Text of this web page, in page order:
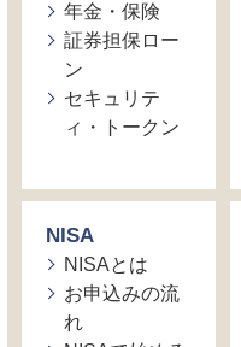
年金・保険
証券担保ロー
ン
セキュリテ
ィ・トークン
NISA
NISAとは
お申込みの流
れ